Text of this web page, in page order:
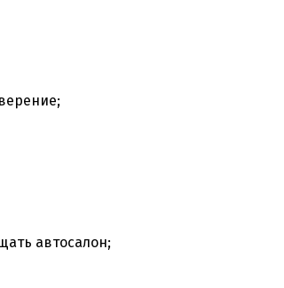
автосалон;